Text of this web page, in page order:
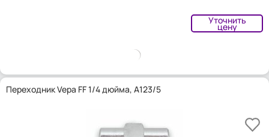
Уточнить
цену
Переходник Vepa FF 1/4 дюйма, A123/5